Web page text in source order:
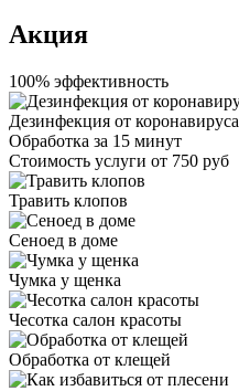
Акция
100% эффективность
Дезинфекция от коронавируса
Обработка за 15 минут
Стоимость услуги от 750 руб
Травить клопов
Сеноед в доме
Чумка у щенка
Чесотка салон красоты
Обработка от клещей